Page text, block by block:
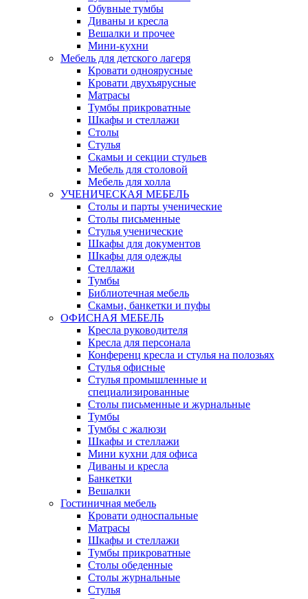
Обувные тумбы
Диваны и кресла
Вешалки и прочее
Мини-кухни
Мебель для детского лагеря
Кровати одноярусные
Кровати двухъярусные
Матрасы
Тумбы прикроватные
Шкафы и стеллажи
Столы
Стулья
Скамьи и секции стульев
Мебель для столовой
Мебель для холла
УЧЕНИЧЕСКАЯ МЕБЕЛЬ
Столы и парты ученические
Столы письменные
Стулья ученические
Шкафы для документов
Шкафы для одежды
Стеллажи
Тумбы
Библиотечная мебель
Скамьи, банкетки и пуфы
ОФИСНАЯ МЕБЕЛЬ
Кресла руководителя
Кресла для персонала
Конференц кресла и стулья на полозьях
Стулья офисные
Стулья промышленные и
специализированные
Столы письменные и журнальные
Тумбы
Тумбы с жалюзи
Шкафы и стеллажи
Мини кухни для офиса
Диваны и кресла
Банкетки
Вешалки
Гостиничная мебель
Кровати односпальные
Матрасы
Шкафы и стеллажи
Тумбы прикроватные
Столы обеденные
Столы журнальные
Стулья